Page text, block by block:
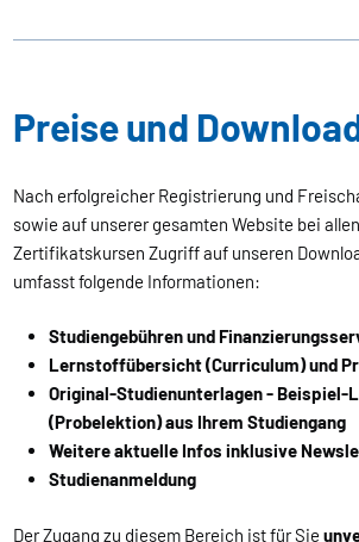
Preise und
Nach erfolgreicher Registrierung und
sowie auf unserer gesamten Website bei
Zertifikatskursen Zugriff auf unseren
umfasst folgende Informationen:
Studiengebühren und
Lernstoffübersicht (Curriculum) und
Original-Studienunterlagen - Beispiel-
(Probelektion) aus Ihrem Studiengang
Weitere aktuelle Infos inklusive
Studienanmeldung
Der Zugang zu diesem Bereich ist für Sie